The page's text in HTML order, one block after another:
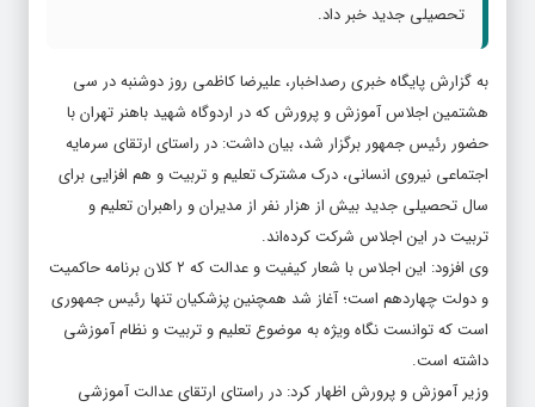
تحصیلی جدید خبر داد.
به گزارش پایگاه خبری رصداخبار، علیرضا کاظمی روز دوشنبه در سی
هشتمین اجلاس آموزش و پرورش که در اردوگاه شهید باهنر تهران با
حضور رئیس جمهور برگزار شد، بیان داشت: در راستای ارتقای سرمایه
اجتماعی نیروی انسانی، درک مشترک تعلیم و تربیت و هم افزایی برای
سال تحصیلی جدید بیش از هزار نفر از مدیران و راهبران تعلیم و
تربیت در این اجلاس شرکت کرده‌اند.
وی افزود: این اجلاس با شعار کیفیت و عدالت که ۲ کلان برنامه حاکمیت
و دولت چهاردهم است؛ آغاز شد همچنین پزشکیان تنها رئیس جمهوری
است که توانست نگاه ویژه به موضوع تعلیم و تربیت و نظام آموزشی
داشته است.
وزیر آموزش و پرورش اظهار کرد: در راستای ارتقای عدالت آموزشی